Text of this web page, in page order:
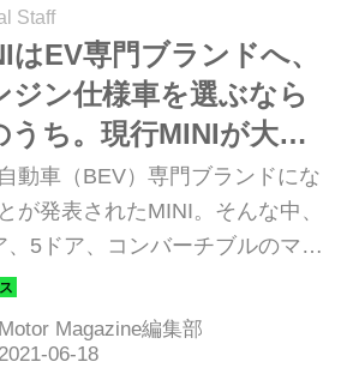
Staff
はEV専門ブランドへ、
ジン仕様車を選ぶなら
うち。現行MINIが大幅
【輸入車事情2021-
】
動車（BEV）専門ブランドにな
が発表されたMINI。そんな中、
、5ドア、コンバーチブルのマイ
ェンジが日本でも発表された。
Magazine2021年7月号より）
Motor Magazine編集部